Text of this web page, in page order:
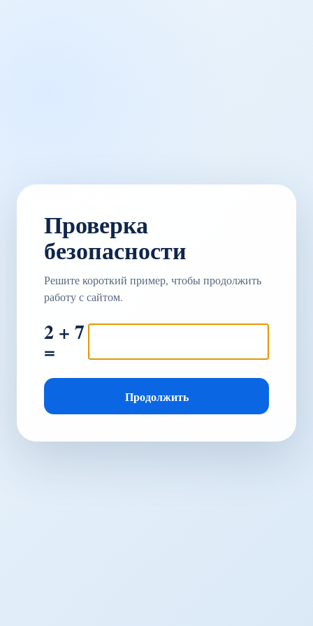
Проверка
безопасности
Решите короткий пример, чтобы продолжить
работу с сайтом.
2 + 7
=
Продолжить